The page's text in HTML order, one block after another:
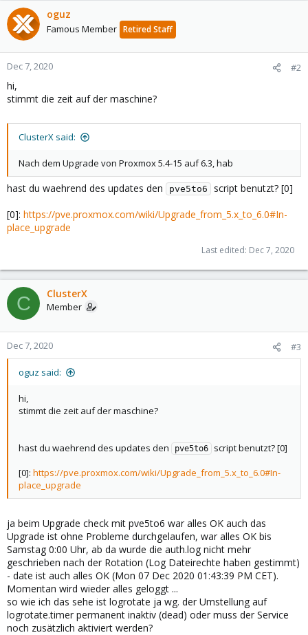
oguz
Famous Member Retired Staff
Dec 7, 2020 #2
hi,
stimmt die zeit auf der maschine?
ClusterX said:
Nach dem Upgrade von Proxmox 5.4-15 auf 6.3, hab
hast du waehrend des updates den pve5to6
script benutzt? [0]
[0]: https://pve.proxmox.com/wiki/Upgrade_from_5.x_to_6.0#In-
place_upgrade
Last edited: Dec 7, 2020
C ClusterX
Member
Dec 7, 2020 #3
oguz said:
hi,
stimmt die zeit auf der maschine?
hast du waehrend des updates den pve5to6
script benutzt? [0]
[0]: https://pve.proxmox.com/wiki/Upgrade_from_5.x_to_6.0#In-
place_upgrade
ja beim Upgrade check mit pve5to6 war alles OK auch das
Upgrade ist ohne Probleme durchgelaufen, war alles OK bis
Samstag 0:00 Uhr, ab da wurde die auth.log nicht mehr
geschrieben nach der Rotation (Log Dateirechte haben gestimmt)
- date ist auch alles OK (Mon 07 Dec 2020 01:43:39 PM CET).
Momentan wird wieder alles geloggt ...
so wie ich das sehe ist logrotate ja wg. der Umstellung auf
logrotate.timer permanent inaktiv (dead) oder muss der Service
noch zusätzlich aktiviert werden?